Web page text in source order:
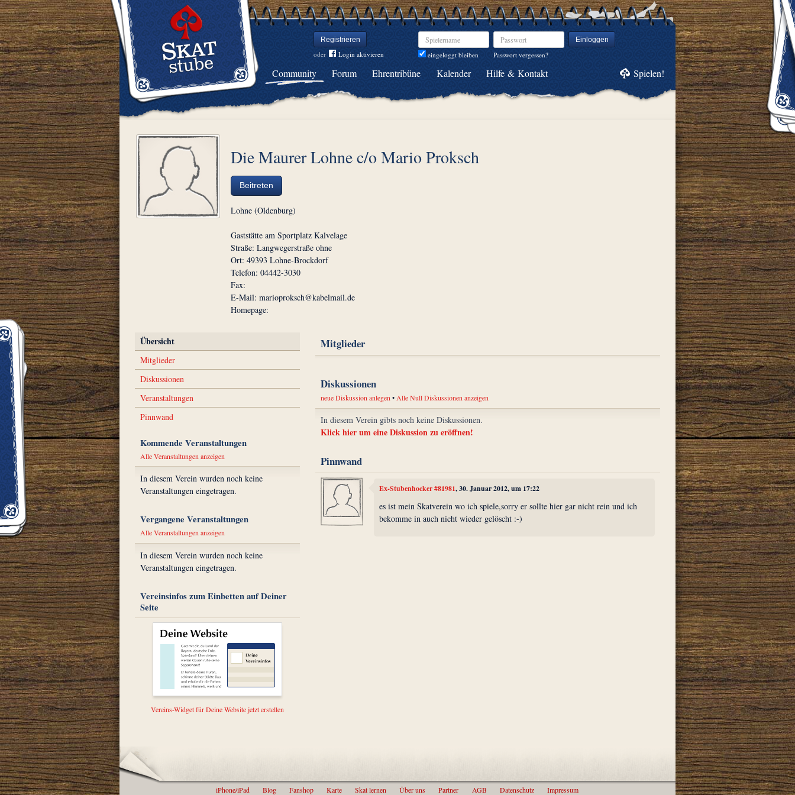
Registrieren
oder Login aktivieren
Spielername
eingeloggt bleiben
Passwort Einloggen
Passwort vergessen?
Community Forum Ehrentribüne Kalender Hilfe & Kontakt Spielen!
Die Maurer Lohne c/o Mario Proksch
Beitreten
Lohne (Oldenburg)
Gaststätte am Sportplatz Kalvelage
Straße: Langwegerstraße ohne
Ort: 49393 Lohne-Brockdorf
Telefon: 04442-3030
Fax:
E-Mail: marioproksch@kabelmail.de
Homepage:
Übersicht
Mitglieder
Diskussionen
Veranstaltungen
Pinnwand
Kommende Veranstaltungen
Alle Veranstaltungen anzeigen
In diesem Verein wurden noch keine
Veranstaltungen eingetragen.
Vergangene Veranstaltungen
Alle Veranstaltungen anzeigen
In diesem Verein wurden noch keine
Veranstaltungen eingetragen.
Vereinsinfos zum Einbetten auf Deiner
Seite
Vereins-Widget für Deine Website jetzt erstellen
Mitglieder
Diskussionen
neue Diskussion anlegen • Alle Null Diskussionen anzeigen
In diesem Verein gibts noch keine Diskussionen.
Klick hier um eine Diskussion zu eröffnen!
Pinnwand
Ex-Stubenhocker #81981, 30. Januar 2012, um 17:22
es ist mein Skatverein wo ich spiele,sorry er sollte hier gar nicht rein und ich
bekomme in auch nicht wieder gelöscht :-)
iPhone/iPad Blog Fanshop Karte Skat lernen Über uns Partner AGB Datenschutz Impressum